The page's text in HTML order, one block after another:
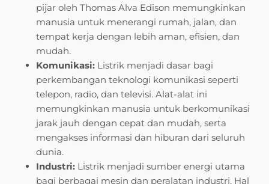
pijar oleh Thomas Alva Edison memungkinkan
manusia untuk menerangi rumah, jalan, dan
tempat kerja dengan lebih aman, efisien, dan
mudah.
Komunikasi: Listrik menjadi dasar bagi
perkembangan teknologi komunikasi seperti
telepon, radio, dan televisi. Alat-alat ini
memungkinkan manusia untuk berkomunikasi
jarak jauh dengan cepat dan mudah, serta
mengakses informasi dan hiburan dari seluruh
dunia.
Industri: Listrik menjadi sumber energi utama
bagi berbagai mesin dan peralatan industri. Hal